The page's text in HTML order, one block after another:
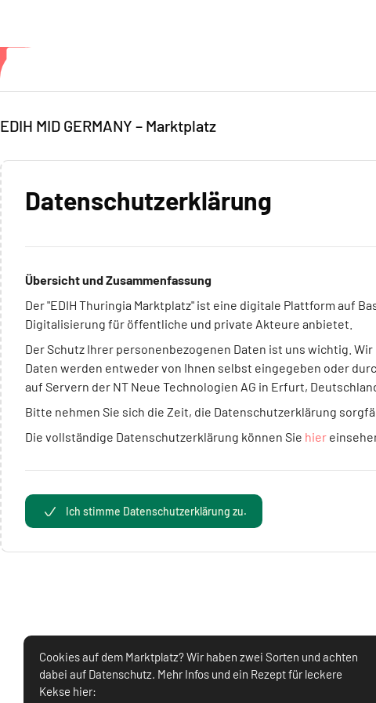
Cookies auf dem Marktplatz? Wir haben zwei Sorten und achten
dabei auf Datenschutz. Mehr Infos und ein Rezept für leckere
Kekse hier:
EDIH MID GERMANY – Marktplatz
Datenschutzerklärung
Übersicht und Zusammenfassung
Der "EDIH Thuringia Marktplatz" ist eine digitale Plattform auf
Digitalisierung für öffentliche und private Akteure anbietet.
Der Schutz Ihrer personenbezogenen Daten ist uns wichtig.
Daten werden entweder von Ihnen selbst eingegeben oder
auf Servern der NT Neue Technologien AG in Erfurt,
Bitte nehmen Sie sich die Zeit, die Datenschutzerklärung
Die vollständige Datenschutzerklärung können Sie hier
Ich stimme Datenschutzerklärung zu.